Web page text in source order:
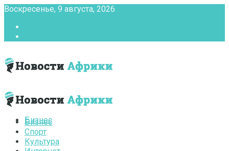
Воскресенье, 9 августа, 2026
Бизнес
Бизнес
Спорт
Культура